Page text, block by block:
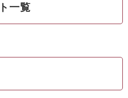
一覧